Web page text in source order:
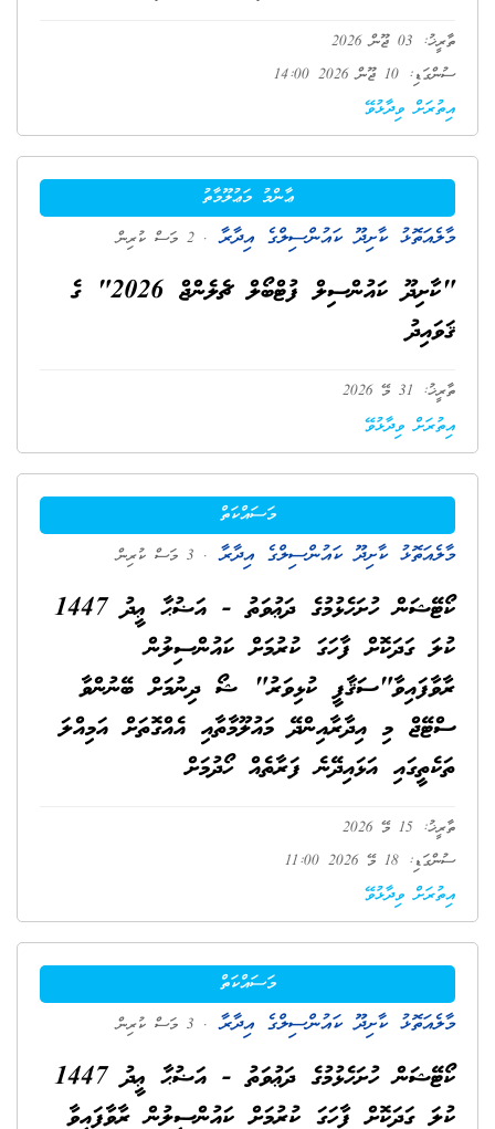
ތާރީޚު: 03 ޖޫން 2026
ސުންގަޑި: 10 ޖޫން 2026 14:00
އިތުރަށް ވިދާޅުވޭ
ޢާންމު މަޢުލޫމާތު
މާލެއަތޮޅު ކާށިދޫ ކައުންސިލްގެ އިދާރާ . 2 މަސް ކުރިން
"ކާށިދޫ ކައުންސިލް ފުޓްބޯލް ޗެލެންޖް 2026" ގެ
ޤަވައިދު
ތާރީޚު: 31 މޭ 2026
އިތުރަށް ވިދާޅުވޭ
މަސައްކަތް
މާލެއަތޮޅު ކާށިދޫ ކައުންސިލްގެ އިދާރާ . 3 މަސް ކުރިން
ކޯޓޭޝަން ހުށަހެޅުމުގެ ދަޢުވަތު - އަޟުޙާ ޢީދު 1447
ކުލަ ގަދަކޮށް ފާހަގަ ކުރުމަށް ކައުންސިލުން
ރާވާފައިވާ"ސަޤާފީ ކުޅިވަރު" ޝޯ ދިނުމަށް ބޭނުންވާ
ސްޓޭޖް މި އިދާރާއިންދޭ މައުލޫމާތާއި އެއްގޮތަށް އަމިއްލަ
ތަކެތީގައި އަޅައިދޭނެ ފަރާތެއް ހޯދުމަށް
ތާރީޚު: 15 މޭ 2026
ސުންގަޑި: 18 މޭ 2026 11:00
އިތުރަށް ވިދާޅުވޭ
މަސައްކަތް
މާލެއަތޮޅު ކާށިދޫ ކައުންސިލްގެ އިދާރާ . 3 މަސް ކުރިން
ކޯޓޭޝަން ހުށަހެޅުމުގެ ދަޢުވަތު - އަޟުޙާ ޢީދު 1447
ކުލަ ގަދަކޮށް ފާހަގަ ކުރުމަށް ކައުންސިލުން ރާވާފައިވާ